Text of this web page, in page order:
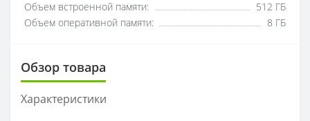
Объем встроенной памяти:
512 ГБ
Объем оперативной памяти:
8 ГБ
Обзор товара
Характеристики